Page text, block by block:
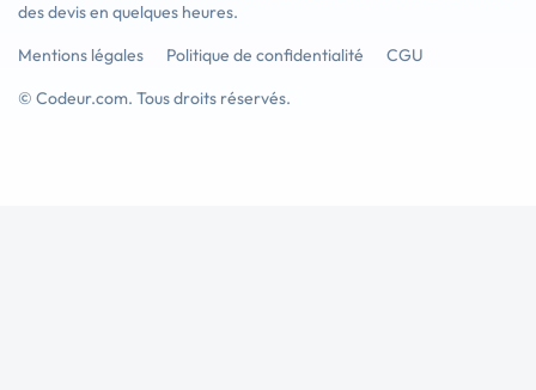
des devis en quelques heures.
Mentions légales
Politique de confidentialité
CGU
© Codeur.com. Tous droits réservés.